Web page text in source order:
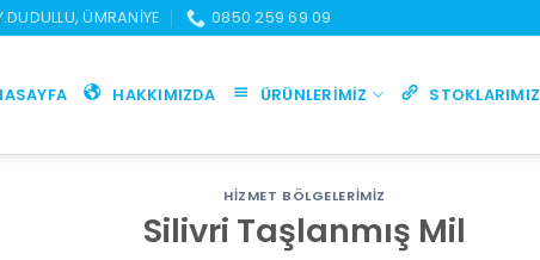
ÜMRANIYE 0850 259 69 09
HAKKIMIZDA ÜRÜNLERIMIZ STOKLARIMIZ
HIZMET BÖLGELERIMIZ
Silivri Taşlanmış Mil